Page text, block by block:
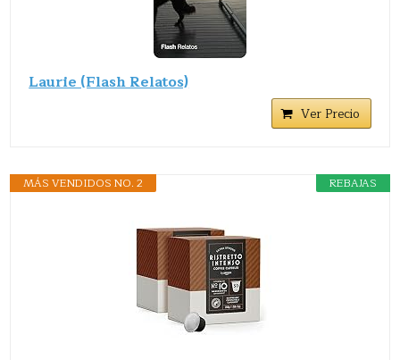
Laurie (Flash Relatos)
Ver Precio
REBAJAS
MÁS VENDIDOS NO. 2